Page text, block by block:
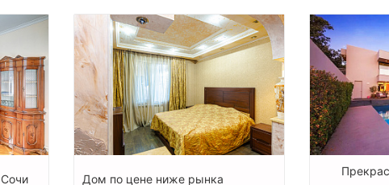
Дом по цене ниже рынка